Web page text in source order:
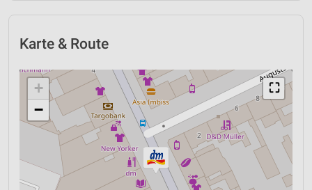
Karte & Route
⛶
+
−